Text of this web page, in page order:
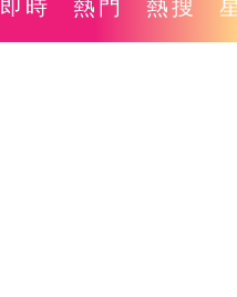
即時 熱門 熱搜